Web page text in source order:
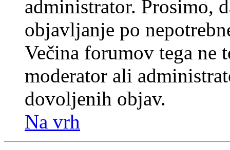
administrator. Prosimo,
objavljanje po
Večina forumov tega ne
moderator ali
dovoljenih objav.
Na vrh